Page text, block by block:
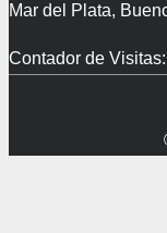
Mar del Plata,
Contador de Visitas: